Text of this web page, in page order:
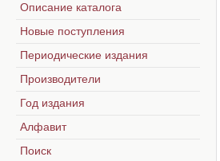
Описание каталога
Новые поступления
Периодические издания
Производители
Год издания
Алфавит
Поиск